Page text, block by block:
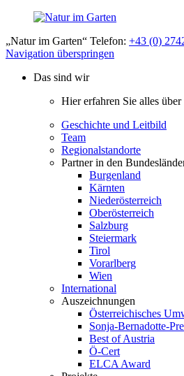
„Natur im Garten“ Telefon: +43 (0)
Navigation überspringen
Das sind wir
Hier erfahren Sie alles
Geschichte und Leitbild
Team
Regionalstandorte
Partner in den
Burgenland
Kärnten
Niederösterreich
Oberösterreich
Salzburg
Steiermark
Tirol
Vorarlberg
Wien
International
Auszeichnungen
Österreichisches
Sonja-Bernadotte-
Best of Austria
Ö-Cert
ELCA Award